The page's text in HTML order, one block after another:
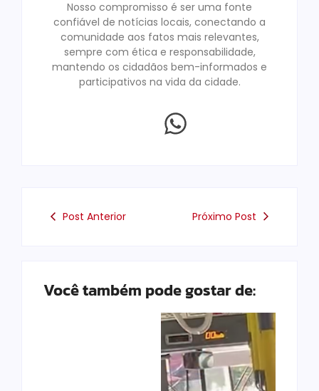
Nosso compromisso é ser uma fonte
confiável de notícias locais, conectando a
comunidade aos fatos mais relevantes,
sempre com ética e responsabilidade,
mantendo os cidadãos bem-informados e
participativos na vida da cidade.
Post Anterior Próximo Post
Você também pode gostar de: